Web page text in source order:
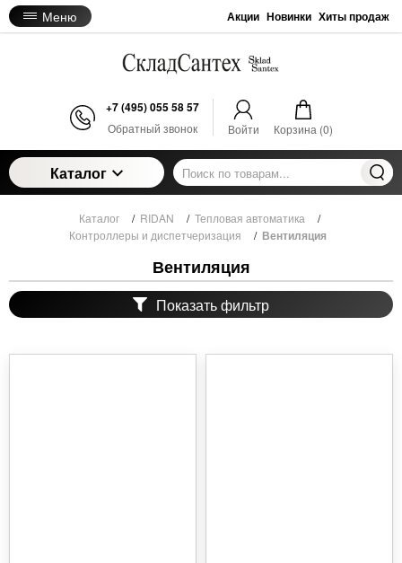
Меню Акции Новинки Хиты продаж
+7 (495) 055 58 57
Обратный звонок Войти Корзина (0)
Каталог
Каталог / RIDAN / Тепловая автоматика
/
Контроллеры и диспетчеризация
/ Вентиляция
Вентиляция
Показать фильтр